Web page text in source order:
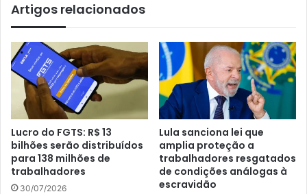
Artigos relacionados
Lucro do FGTS: R$ 13
bilhões serão distribuídos
para 138 milhões de
trabalhadores
30/07/2026
Lula sanciona lei que
amplia proteção a
trabalhadores resgatados
de condições análogas à
escravidão